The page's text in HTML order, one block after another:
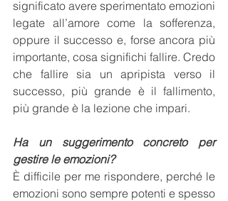
significato avere sperimentato emozioni
legate all’amore come la sofferenza,
oppure il successo e, forse ancora più
importante, cosa significhi fallire. Credo
che fallire sia un apripista verso il
successo, più grande è il fallimento,
più grande è la lezione che impari.
Ha un suggerimento concreto per
gestire le emozioni?
È difficile per me rispondere, perché le
emozioni sono sempre potenti e spesso